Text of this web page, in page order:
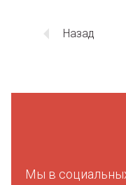
Назад
Мы в